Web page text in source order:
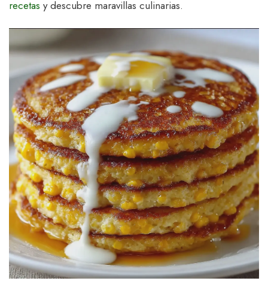
recetas y descubre maravillas culinarias.